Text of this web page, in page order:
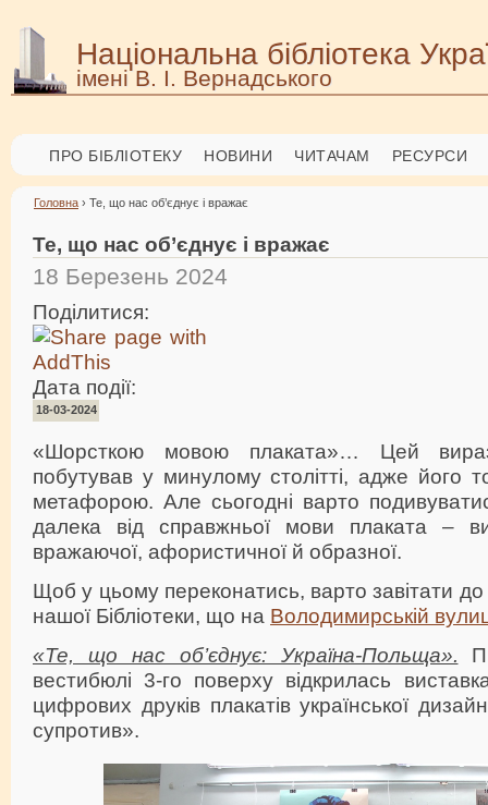
Національна бібліотека
імені В. І. Вернадського
ПРО БІБЛІОТЕКУ НОВИНИ ЧИТАЧАМ РЕСУРСИ
Головна › Те, що нас об’єднує і вражає
Те, що нас об’єднує і вражає
18 Березень 2024
Поділитися:
Дата події:
18-03-2024
«Шорсткою мовою плаката»… Цей
побутував у минулому столітті, адже його
метафорою. Але сьогодні варто
далека від справжньої мови плаката –
вражаючої, афористичної й образної.
Щоб у цьому переконатись, варто завітати до
нашої Бібліотеки, що на Володимирській
«Те, що нас об’єднує: Україна-Польща».
вестибюлі 3-го поверху відкрилась
цифрових друків плакатів української
супротив».